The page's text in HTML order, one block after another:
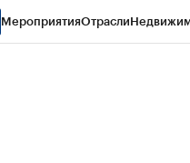
МероприятияОтрасли